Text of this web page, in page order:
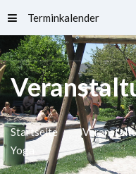
Terminkalender
Startseite
Yoga